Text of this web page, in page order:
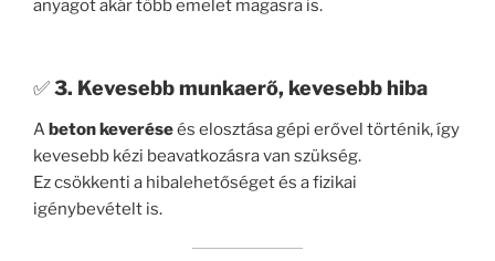
anyagot akár több emelet magasra is.
✅3. Kevesebb munkaerő, kevesebb hiba
A beton keveréseés elosztása gépi erővel történik, így
kevesebb kézi beavatkozásra van szükség.
Ez csökkenti a hibalehetőséget és a fizikai
igénybevételt is.